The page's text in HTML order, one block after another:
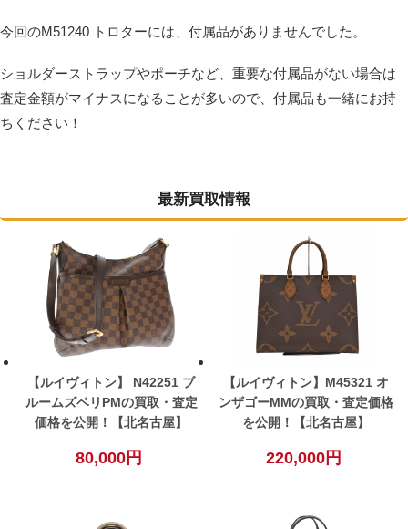
今回のM51240 トロターには、付属品がありませんでした。
ショルダーストラップやポーチなど、重要な付属品がない場合は
査定金額がマイナスになることが多いので、付属品も一緒にお持
ちください！
最新買取情報
【ルイヴィトン】 N42251 ブ
ルームズベリPMの買取・査定
価格を公開！【北名古屋】
80,000円
【ルイヴィトン】M45321 オ
ンザゴーMMの買取・査定価格
を公開！【北名古屋】
220,000円